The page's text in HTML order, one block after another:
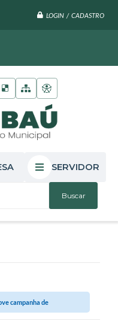
LOGIN / CADASTRO
SERVIDOR
campanha de